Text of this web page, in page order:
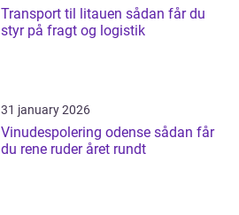
Transport til litauen sådan får du
styr på fragt og logistik
31 january 2026
Vinudespolering odense sådan får
du rene ruder året rundt